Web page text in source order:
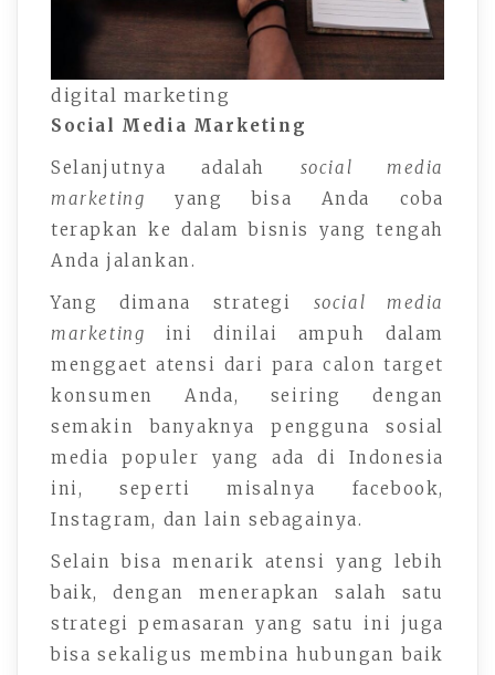
digital marketing
Social Media Marketing
Selanjutnya adalah social media
marketing yang bisa Anda coba
terapkan ke dalam bisnis yang tengah
Anda jalankan.
Yang dimana strategi social media
marketing ini dinilai ampuh dalam
menggaet atensi dari para calon target
konsumen Anda, seiring dengan
semakin banyaknya pengguna sosial
media populer yang ada di Indonesia
ini, seperti misalnya facebook,
Instagram, dan lain sebagainya.
Selain bisa menarik atensi yang lebih
baik, dengan menerapkan salah satu
strategi pemasaran yang satu ini juga
bisa sekaligus membina hubungan baik